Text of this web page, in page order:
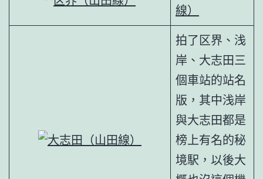
拍了区界、浅
岸、大志田三
個車站的站名
版，其中浅岸
與大志田都是
榜上有名的秘
境駅，以後大